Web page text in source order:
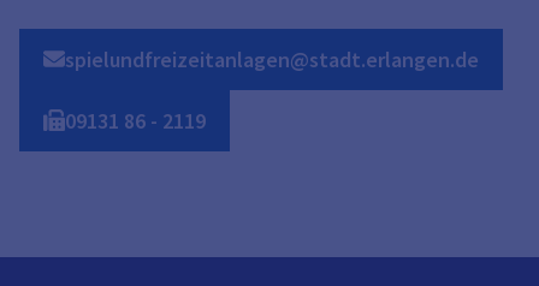
spielundfreizeitanlagen@stadt.erlangen.de
09131 86 - 2119